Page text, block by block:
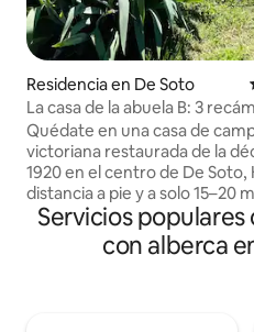
Residencia en De Soto
La casa de la abuela B: 3
de KC/bodas/centro de la
Quédate en una casa de
victoriana restaurada de la
1920 en el centro de De Soto,
distancia a pie y a solo 15–20
Lawrence y KC. Ideal para 💍
viajes de trabajo y familiares.
de 3 recámaras y 2 baños
Servicios
con alberca